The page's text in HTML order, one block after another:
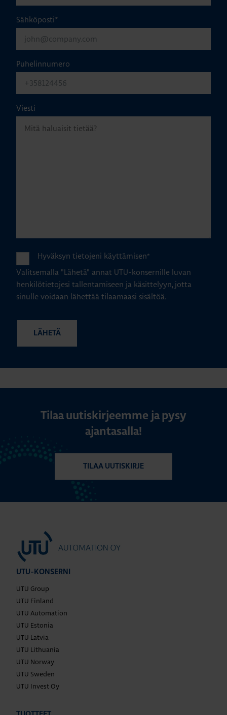
Sähköposti*
Puhelinnumero
Viesti
Hyväksyn tietojeni käyttämisen*
Valitsemalla "Lähetä" annat UTU-konsernille luvan
henkilötietojesi tallentamiseen ja käsittelyyn, jotta
sinulle voidaan lähettää tilaamaasi sisältöä.
Tilaa uutiskirjeemme ja pysy
ajantasalla!
TILAA UUTISKIRJE
UTU-KONSERNI
UTU Group
UTU Finland
UTU Automation
UTU Estonia
UTU Latvia
UTU Lithuania
UTU Norway
UTU Sweden
UTU Invest Oy